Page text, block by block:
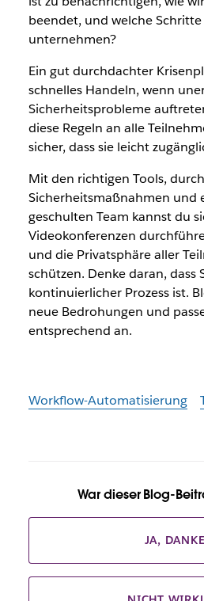
beendet, und welche
unternehmen?
Ein gut durchdachter
schnelles Handeln, wenn
Sicherheitsprobleme
diese Regeln an alle
sicher, dass sie leicht
Mit den richtigen Tools,
Sicherheitsmaßnahmen und
geschulten Team kannst du
Videokonferenzen
und die Privatsphäre aller
schützen. Denke daran, dass
kontinuierlicher Prozess ist.
neue Bedrohungen und
entsprechend an.
Workflow-Automatisierung
War dieser Blog-
JA,